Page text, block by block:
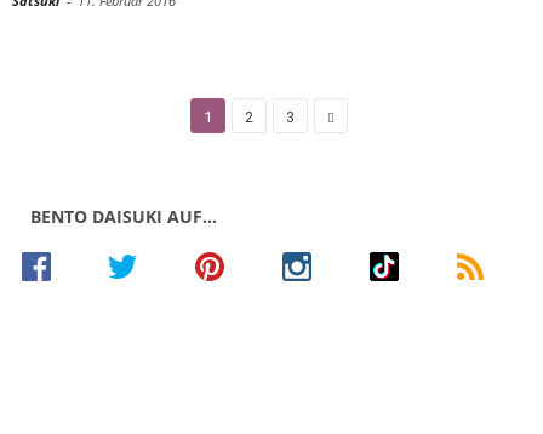
1 2 3
BENTO DAISUKI AUF…